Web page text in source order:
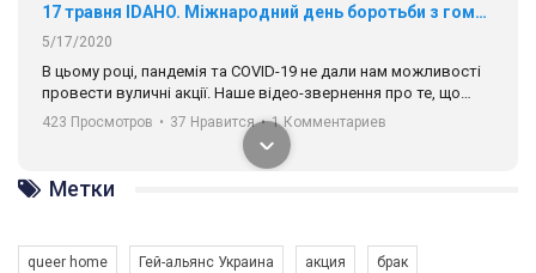
17 травня IDAHO. Міжнародний день боротьби з гомофобією трансфобією і біфобія.
5/17/2020
В цьому році, пандемія та COVІD-19 не дали нам можливості
провести вуличні акції. Наше відео-звернення про те, що
навіть коли ми у різних містах та не можемо зустрінеться, ми
разом. Ми закликаємо всіх хто поділяє цінності рівності та
солідарності, приєднатися до нас. Регіональні підрозділи
ГАУ є в 16 областях України.
Разом наш голос лунає гучніше!
423 Просмотров • 37 Нравится • 1 Комментариев
Метки
queer home Гей-альянс Украина акция брак